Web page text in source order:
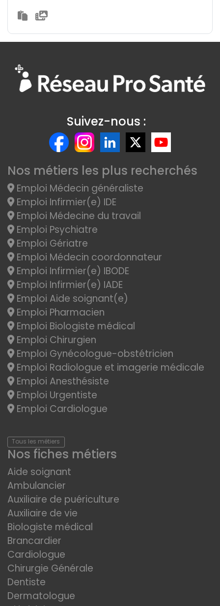
Suivez-nous :
Nos métiers les plus recherchés
Emploi Médecin généraliste
Emploi Infirmier(e) IDE
Emploi Médecine du travail
Emploi Psychiatre
Emploi Gériatre
Emploi Médecin coordonnateur
Emploi Infirmier(e) IBODE
Emploi Infirmier(e) IADE
Emploi Aide soignant(e)
Emploi Pharmacien
Emploi Biologiste médical
Emploi Chirurgien
Emploi Gynécologue-obstétricien
Emploi Radiologue et imagerie médicale
Emploi Anesthésiste
Emploi Urgentiste
Emploi Cardiologue
Tous les métiers
Nos fiches métiers
Aide soignant
Ambulancier
Auxiliaire de puériculture
Auxiliaire de vie
Biologiste médical
Brancardier
Cardiologue
Chirurgie Générale
Dentiste
Dermatologue